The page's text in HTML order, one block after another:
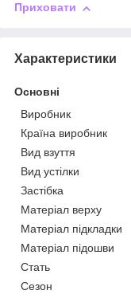
Приховати
Характеристики
Основні
Виробник
Країна виробник
Вид взуття
Вид устілки
Застібка
Матеріал верху
Матеріал підкладки
Матеріал підошви
Стать
Сезон